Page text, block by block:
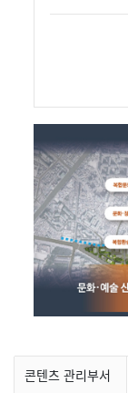
콘텐츠 관리부서